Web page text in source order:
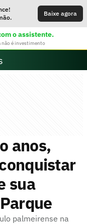
Baixe agora
o assistente.
não é investimento
anos,
sua
palmeirense na